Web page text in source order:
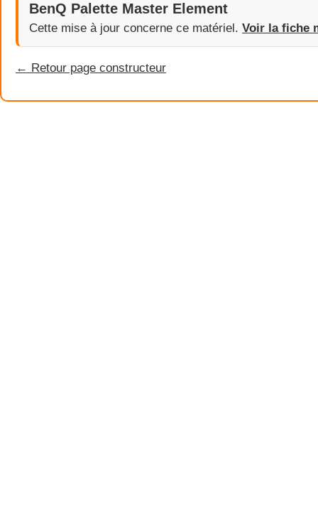
BenQ Palette Master Element
Cette mise à jour concerne ce matériel. Voir la fiche
← Retour page constructeur